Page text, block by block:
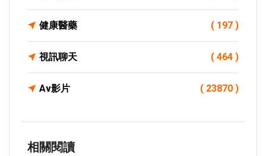
健康醫藥 ( 197 )
視訊聊天 ( 464 )
Av影片 ( 23870 )
相關閱讀